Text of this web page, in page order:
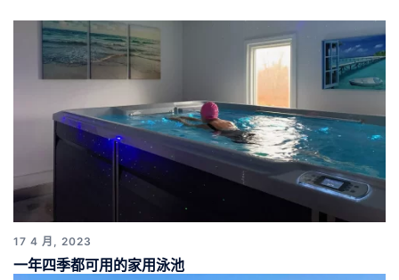
17 4 月, 2023
一年四季都可用的家用泳池